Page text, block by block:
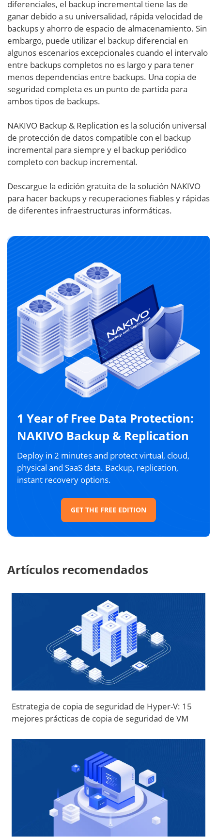
diferenciales, el backup incremental tiene las de
ganar debido a su universalidad, rápida velocidad de
backups y ahorro de espacio de almacenamiento. Sin
embargo, puede utilizar el backup diferencial en
algunos escenarios excepcionales cuando el intervalo
entre backups completos no es largo y para tener
menos dependencias entre backups. Una copia de
seguridad completa es un punto de partida para
ambos tipos de backups.
NAKIVO Backup & Replication es la solución universal
de protección de datos compatible con el backup
incremental para siempre y el backup periódico
completo con backup incremental.
Descargue la edición gratuita de la solución NAKIVO
para hacer backups y recuperaciones fiables y rápidas
de diferentes infraestructuras informáticas.
1 Year of Free Data Protection:
NAKIVO Backup & Replication
Deploy in 2 minutes and protect virtual, cloud,
physical and SaaS data. Backup, replication,
instant recovery options.
GET THE FREE EDITION
Artículos recomendados
Estrategia de copia de seguridad de Hyper-V: 15
mejores prácticas de copia de seguridad de VM